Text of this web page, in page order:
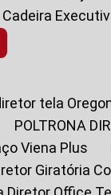
Cadeira
tela
POLTRONA
Viena Plus
Giratória